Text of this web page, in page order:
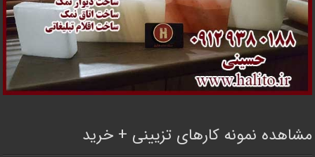
مشاهده نمونه کارهای تزیینی + خرید